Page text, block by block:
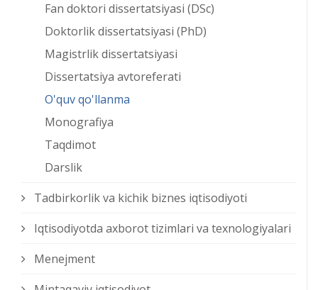
Fan doktori dissertatsiyasi (DSc)
Doktorlik dissertatsiyasi (PhD)
Magistrlik dissertatsiyasi
Dissertatsiya avtoreferati
O'quv qo'llanma
Monografiya
Taqdimot
Darslik
Tadbirkorlik va kichik biznes iqtisodiyoti
Iqtisodiyotda axborot tizimlari va texnologiyalari
Menejment